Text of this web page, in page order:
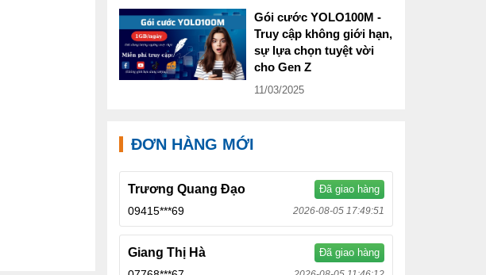
Gói cước YOLO100M -
Truy cập không giới hạn,
sự lựa chọn tuyệt vời
cho Gen Z
11/03/2025
ĐƠN HÀNG MỚI
Trương Quang Đạo Đã giao hàng
09415***69 2026-08-05 17:49:51
Giang Thị Hà Đã giao hàng